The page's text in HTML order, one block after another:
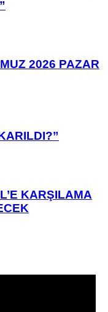
2026 PAZAR
KARŞILAMA